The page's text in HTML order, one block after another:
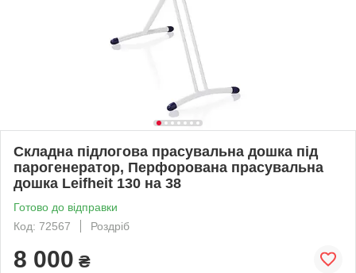
Складна підлогова прасувальна дошка під
парогенератор, Перфорована прасувальна
дошка Leifheit 130 на 38
Готово до відправки
Код: 72567
Роздріб
8 000 ₴